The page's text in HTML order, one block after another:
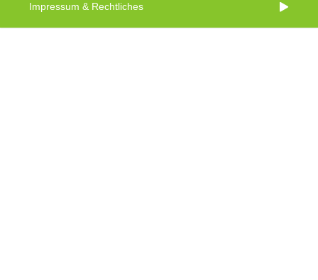
Impressum & Rechtliches